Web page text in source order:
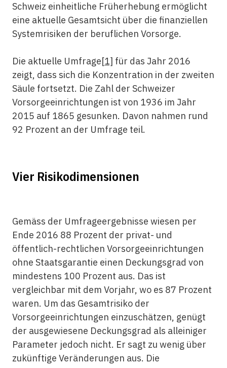
Schweiz einheitliche Früherhebung ermöglicht
eine aktuelle Gesamtsicht über die finanziellen
Systemrisiken der beruflichen Vorsorge.
Die aktuelle Umfrage[1] für das Jahr 2016
zeigt, dass sich die Konzentration in der zweiten
Säule fortsetzt. Die Zahl der Schweizer
Vorsorge­ein­richtungen ist von 1936 im Jahr
2015 auf 1865 gesunken. Davon nahmen rund
92 Prozent an der Umfrage teil.
Vier Risikodimensionen
Gemäss der Umfrageergebnisse wiesen per
Ende 2016 88 Prozent der privat- und
öffentlich-rechtlichen Vorsorge­einrichtungen
ohne Staatsgarantie einen Deckungsgrad von
mindestens 100 Prozent aus. Das ist
vergleichbar mit dem Vorjahr, wo es 87 Prozent
waren. Um das Gesamtrisiko der
Vorsorgeeinrichtungen einzuschätzen, genügt
der ausgewiesene Deckungsgrad als alleiniger
Parameter jedoch nicht. Er sagt zu wenig über
zukünftige Veränderungen aus. Die